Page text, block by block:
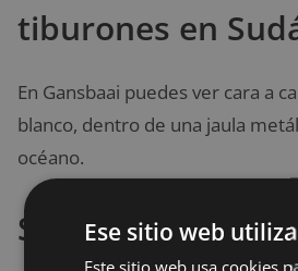
tiburones en
En Gansbaai puedes ver cara a
blanco, dentro de una jaula
océano.
Sandboarding en
Ese sitio web
Este sitio web usa cookies